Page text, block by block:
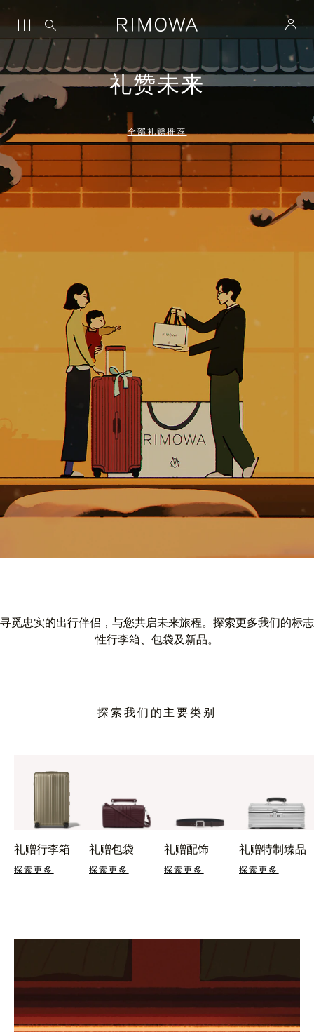
礼赞未来
全部礼赠推荐
寻觅忠实的出行伴侣，与您共启未来旅程。探索更多我们的标志
性行李箱、包袋及新品。
探索我们的主要类别
礼赠行李箱
探索更多
礼赠包袋
探索更多
礼赠配饰
探索更多
礼赠特制臻品
探索更多